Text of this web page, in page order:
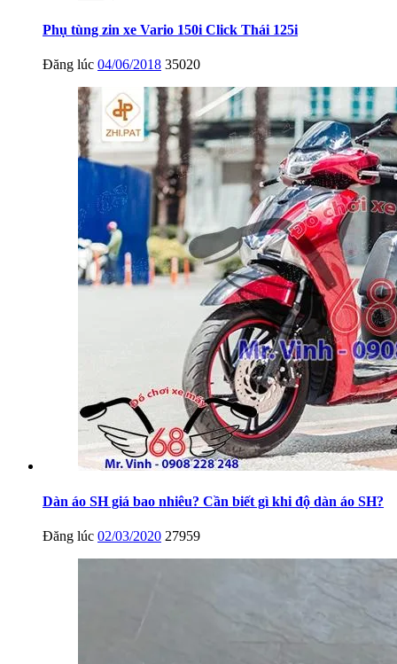
Phụ tùng zin xe Vario 150i Click Thái 125i
Đăng lúc 04/06/2018 35020
Dàn áo SH giá bao nhiêu? Cần biết gì khi độ dàn áo SH?
Đăng lúc 02/03/2020 27959